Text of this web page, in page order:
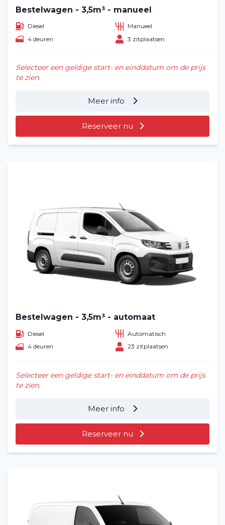
Bestelwagen - 3,5m³ - manueel
Diesel
Manueel
4 deuren
3 zitplaatsen
Selecteer een geldige start- en einddatum om de prijs
te zien.
Meer info
Reserveer nu
Bestelwagen - 3,5m³ - automaat
Diesel
Automatisch
4 deuren
23 zitplaatsen
Selecteer een geldige start- en einddatum om de prijs
te zien.
Meer info
Reserveer nu